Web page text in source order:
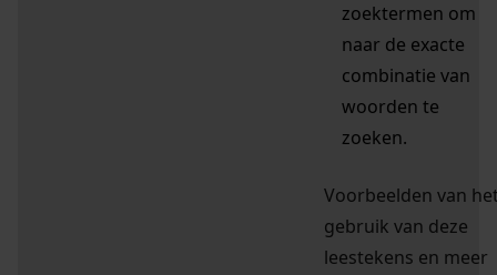
zoektermen om
naar de exacte
combinatie van
woorden te
zoeken.
Voorbeelden van
gebruik van deze
leestekens en meer